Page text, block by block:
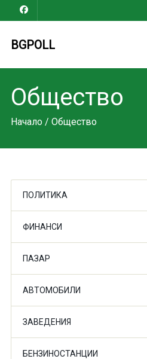
BGPOLL
Общество
Начало/ Общество
ПОЛИТИКА
ФИНАНСИ
ПАЗАР
АВТОМОБИЛИ
ЗАВЕДЕНИЯ
БЕНЗИНОСТАНЦИИ